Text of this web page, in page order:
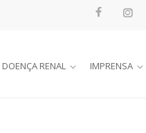
DOENÇA RENAL IMPRENSA